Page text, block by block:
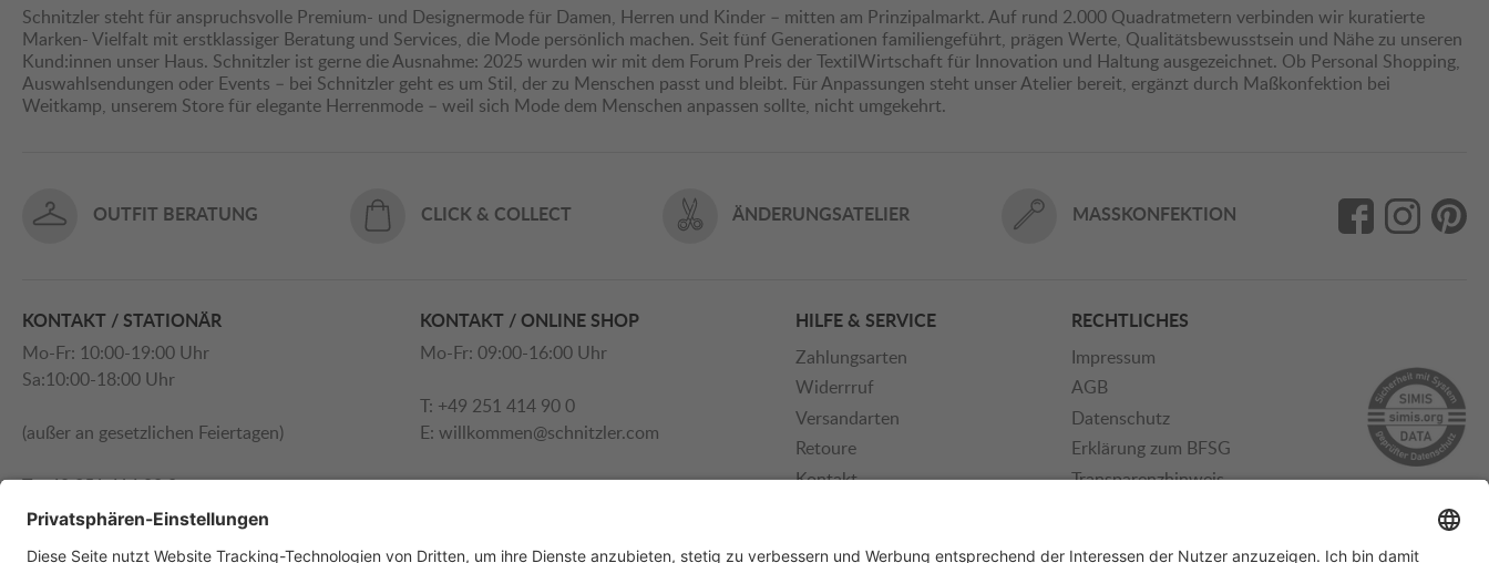
Schnitzler steht für anspruchsvolle Premium- und Designermode für Damen, Herren und Kinder – mitten am Prinzipalmarkt. Auf rund 2.000 Quadratmetern verbinden wir kuratierte
Marken- Vielfalt mit erstklassiger Beratung und Services, die Mode persönlich machen. Seit fünf Generationen familiengeführt, prägen Werte, Qualitätsbewusstsein und Nähe zu unseren
Kund:innen unser Haus. Schnitzler ist gerne die Ausnahme: 2025 wurden wir mit dem Forum Preis der TextilWirtschaft für Innovation und Haltung ausgezeichnet. Ob Personal Shopping,
Auswahlsendungen oder Events – bei Schnitzler geht es um Stil, der zu Menschen passt und bleibt. Für Anpassungen steht unser Atelier bereit, ergänzt durch Maßkonfektion bei
Weitkamp, unserem Store für elegante Herrenmode – weil sich Mode dem Menschen anpassen sollte, nicht umgekehrt.
OUTFIT BERATUNG CLICK & COLLECT ÄNDERUNGSATELIER MASSKONFEKTION
KONTAKT / STATIONÄR
Mo-Fr: 10:00-19:00 Uhr
Sa:10:00-18:00 Uhr
(außer an gesetzlichen Feiertagen)
T: +49 251 414 90 0
E:willkommen@schnitzler.com
KONTAKT / ONLINE SHOP
Mo-Fr: 09:00-16:00 Uhr
T: +49 251 414 90 0
E: willkommen@schnitzler.com
HILFE & SERVICE
Zahlungsarten
Widerrruf
Versandarten
Retoure
Kontakt
RECHTLICHES
Impressum
AGB
Datenschutz
Erklärung zum BFSG
Transparenzhinweis